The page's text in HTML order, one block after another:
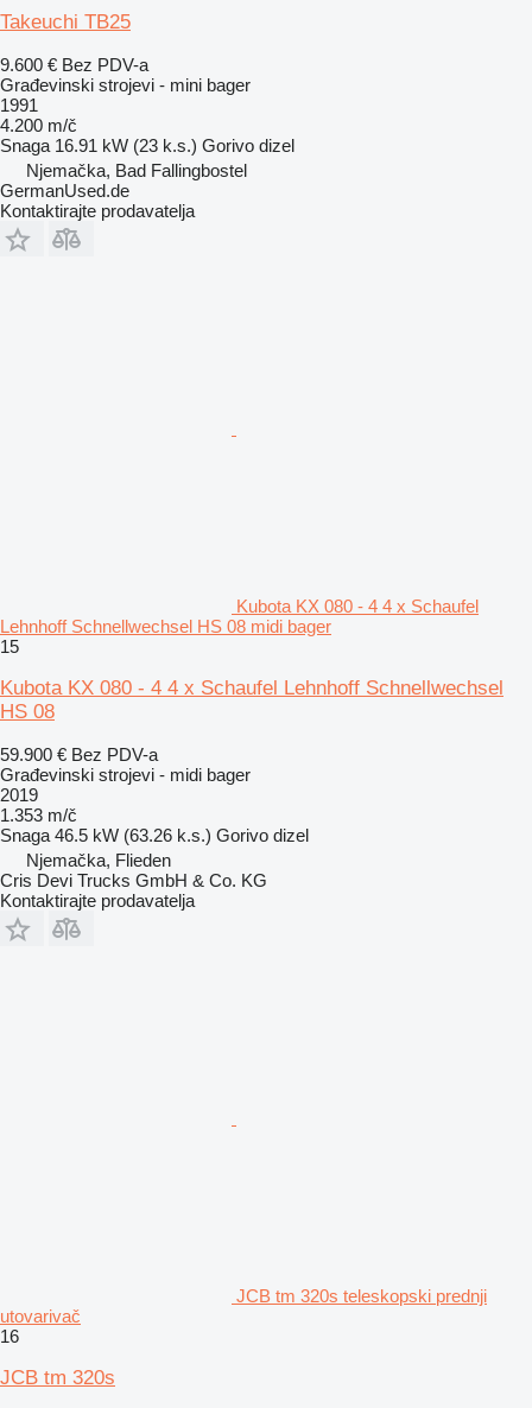
Takeuchi TB25
9.600 € Bez PDV-a
Građevinski strojevi - mini bager
1991
4.200 m/č
Snaga 16.91 kW (23 k.s.) Gorivo dizel
Njemačka, Bad Fallingbostel
GermanUsed.de
Kontaktirajte prodavatelja
Kubota KX 080 - 4 4 x Schaufel
Lehnhoff Schnellwechsel HS 08 midi bager
15
Kubota KX 080 - 4 4 x Schaufel Lehnhoff Schnellwechsel
HS 08
59.900 € Bez PDV-a
Građevinski strojevi - midi bager
2019
1.353 m/č
Snaga 46.5 kW (63.26 k.s.) Gorivo dizel
Njemačka, Flieden
Cris Devi Trucks GmbH & Co. KG
Kontaktirajte prodavatelja
JCB tm 320s teleskopski prednji
utovarivač
16
JCB tm 320s